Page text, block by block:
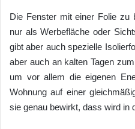
Die Fenster mit einer Folie zu
nur als Werbefläche oder
gibt aber auch spezielle
aber auch an kalten Tagen
um vor allem die eigenen
Wohnung auf einer
sie genau bewirkt, dass wird in